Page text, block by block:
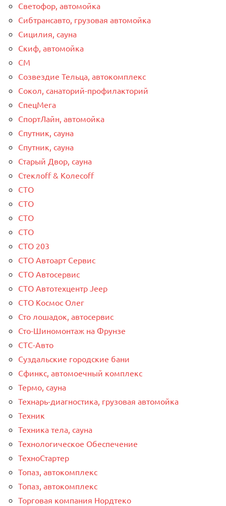
Светофор, автомойка
Сибтрансавто, грузовая автомойка
Сицилия, сауна
Скиф, автомойка
СМ
Созвездие Тельца, автокомплекс
Сокол, санаторий-профилакторий
СпецМега
СпортЛайн, автомойка
Спутник, сауна
Спутник, сауна
Старый Двор, сауна
Стеклоff & Колесоff
СТО
СТО
СТО
СТО
СТО 203
СТО Автоарт Сервис
СТО Автосервис
СТО Автотехцентр Jeep
СТО Космос Олег
Сто лошадок, автосервис
Сто-Шиномонтаж на Фрунзе
СТС-Авто
Суздальские городские бани
Сфинкс, автомоечный комплекс
Термо, сауна
Технарь-диагностика, грузовая автомойка
Техник
Техника тела, сауна
Технологическое Обеспечение
ТехноСтартер
Топаз, автокомплекс
Топаз, автокомплекс
Торговая компания Нордтеко